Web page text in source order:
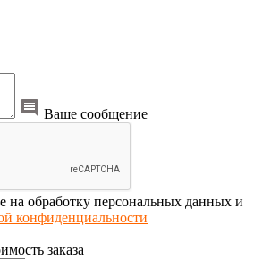
Ваше сообщение
на обработку персональных данных и
конфиденциальности
заказа